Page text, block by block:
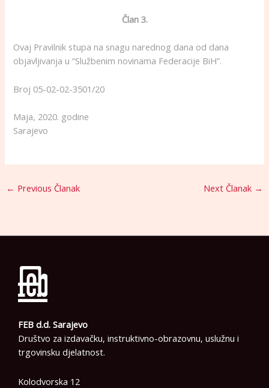
Član 3.
Ovaj Pravilnik stupa na snagu narednog dana od dana
objavljivanja u “Službenim novinama Federacije BiH”.
Broj 05-02-02-3501/20
Maja, 2020. godine
Sarajevo
← Previous Članak Next Članak →
FEB d.d. Sarajevo
Društvo za izdavačku, instruktivno-obrazovnu, uslužnu i
trgovinsku djelatnost.
Kolodvorska 12